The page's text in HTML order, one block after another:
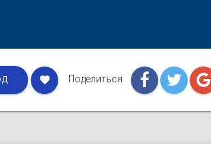
favorite Поделиться